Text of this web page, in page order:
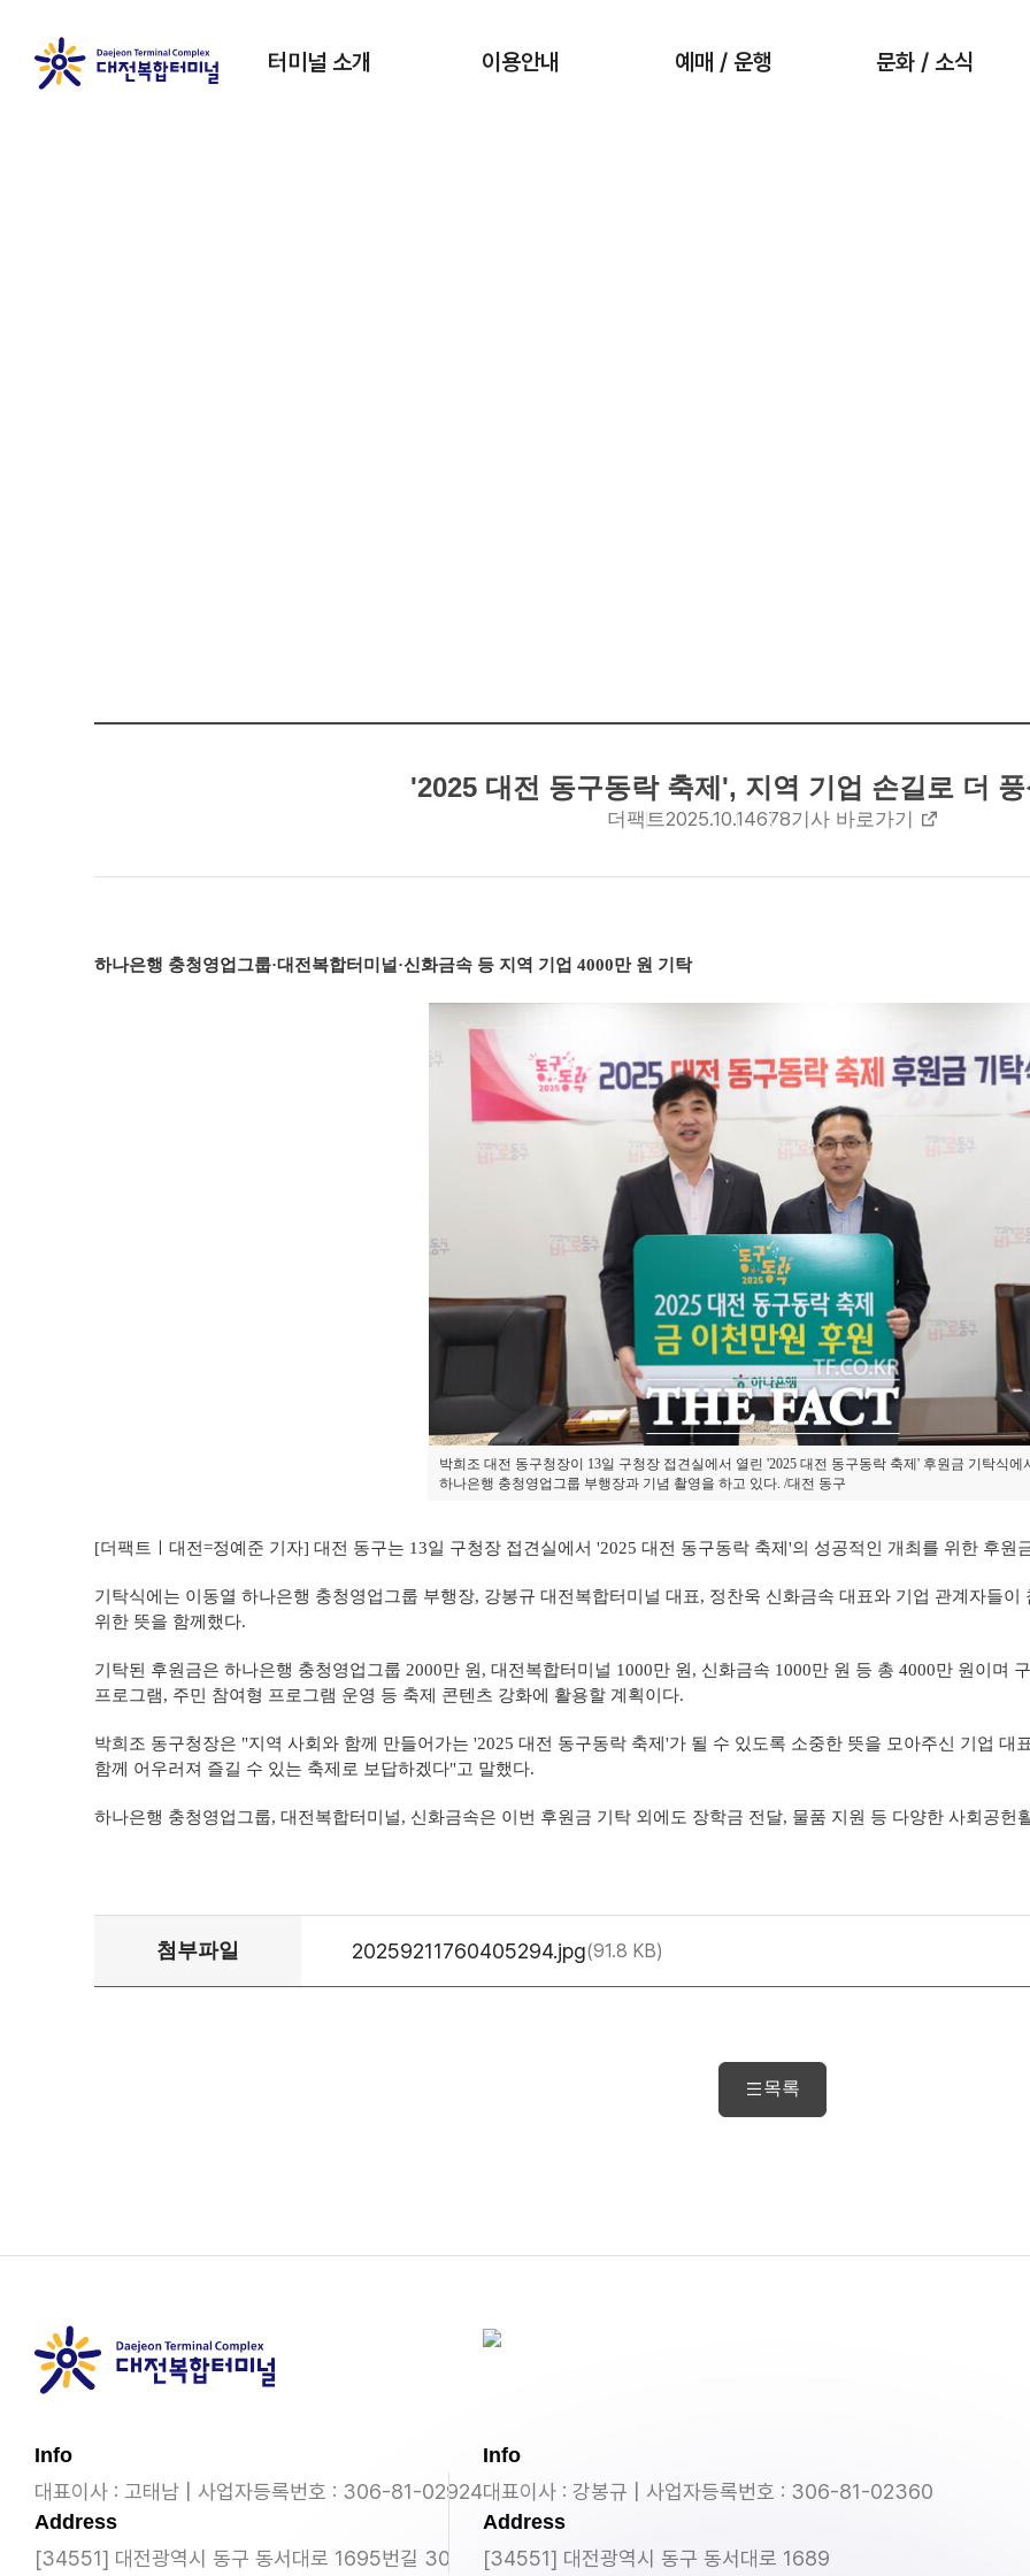
터미널 소개 이용안내 예매 / 운행 문화 / 소식
'2025 대전 동구동락 축제', 지역 기업 손길로 더
더팩트2025.10.14678기사 바로가기
하나은행 충청영업그룹·대전복합터미널·신화금속 등 지역 기업 4000만 원 기탁
박희조 대전 동구청장이 13일 구청장 접견실에서 열린 '2025 대전 동구동락 축제' 후원금 기탁식에
하나은행 충청영업그룹 부행장과 기념 촬영을 하고 있다. /대전 동구
[더팩트ㅣ대전=정예준 기자] 대전 동구는 13일 구청장 접견실에서 '2025 대전 동구동락 축제'의 성공적인 개최를 위한 후원
기탁식에는 이동열 하나은행 충청영업그룹 부행장, 강봉규 대전복합터미널 대표, 정찬욱 신화금속 대표와 기업 관계자들
위한 뜻을 함께했다.
기탁된 후원금은 하나은행 충청영업그룹 2000만 원, 대전복합터미널 1000만 원, 신화금속 1000만 원 등 총 4000만 원이며
프로그램, 주민 참여형 프로그램 운영 등 축제 콘텐츠 강화에 활용할 계획이다.
박희조 동구청장은 "지역 사회와 함께 만들어가는 '2025 대전 동구동락 축제'가 될 수 있도록 소중한 뜻을 모아주신 기업
함께 어우러져 즐길 수 있는 축제로 보답하겠다"고 말했다.
하나은행 충청영업그룹, 대전복합터미널, 신화금속은 이번 후원금 기탁 외에도 장학금 전달, 물품 지원 등 다양한 사회공헌
첨부파일 20259211760405294.jpg 91.8 KB
목록
Info
대표이사 : 고태남 | 사업자등록번호 : 306-81-02924
Address
[34551] 대전광역시 동구 동서대로 1695번길 30
Info
대표이사 : 강봉규 | 사업자등록번호 : 306-81-02360
Address
[34551] 대전광역시 동구 동서대로 1689